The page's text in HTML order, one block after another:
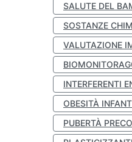
SALUTE DEL
SOSTANZE
VALUTAZIONE
INTERFERENTI
OBESITÀ
PUBERTÀ